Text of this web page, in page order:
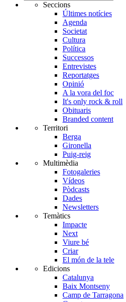
Seccions
Últimes notícies
Agenda
Societat
Cultura
Política
Successos
Entrevistes
Reportatges
Opinió
A la vora del foc
It's only rock & roll
Obituaris
Branded content
Territori
Berga
Gironella
Puig-reig
Multimèdia
Fotogaleries
Vídeos
Pòdcasts
Dades
Newsletters
Temàtics
Impacte
Next
Viure bé
Criar
El món de la tele
Edicions
Catalunya
Baix Montseny
Camp de Tarragona